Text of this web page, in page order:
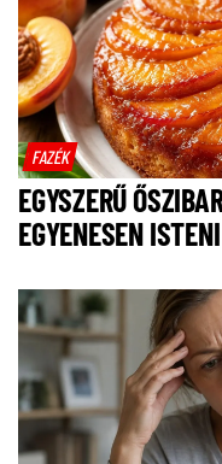
FAZÉK
EGYSZERŰ
EGYENESEN ISTENI